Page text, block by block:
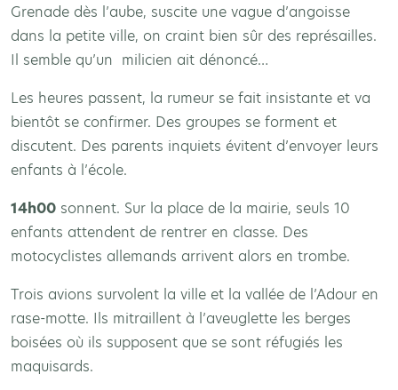
Grenade dès l’aube, suscite une vague d’angoisse
dans la petite ville, on craint bien sûr des représailles.
Il semble qu’un milicien ait dénoncé…
Les heures passent, la rumeur se fait insistante et va
bientôt se confirmer. Des groupes se forment et
discutent. Des parents inquiets évitent d’envoyer leurs
enfants à l’école.
14h00 sonnent. Sur la place de la mairie, seuls 10
enfants attendent de rentrer en classe. Des
motocyclistes allemands arrivent alors en trombe.
Trois avions survolent la ville et la vallée de l’Adour en
rase-motte. Ils mitraillent à l’aveuglette les berges
boisées où ils supposent que se sont réfugiés les
maquisards.